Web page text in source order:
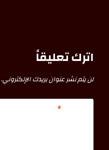
اترك تعليقاً
لن يتم نشر عنوان بريدك الإلكتروني.
التعليق*